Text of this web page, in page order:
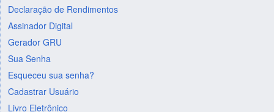
Declaração de Rendimentos
Assinador Digital
Gerador GRU
Sua Senha
Esqueceu sua senha?
Cadastrar Usuário
Livro Eletrônico